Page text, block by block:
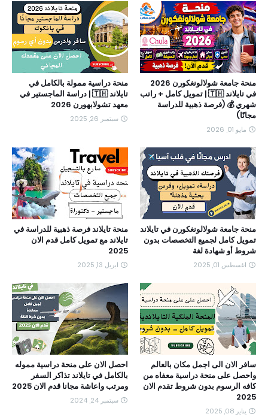
منحة جامعة شولالونغكورن 2026
في تايلاند 🇹🇭 | تمويل كامل + راتب
شهري 💰 (فرصة ذهبية للدراسة
مجانًا)
مايو 01, 2026
منحة دراسية ممولة بالكامل في
تايلاند 🇹🇭 | دراسة الماجستير في
معهد تشولابهورن 2026
سبتمبر 26, 2025
منحة جامعة شولالونغكورن في تايلاند
تمويل كامل لجميع التخصصات بدون
شروط أو شهادة لغة
اغسطس 01, 2025
منحة تايلاند فرصة ذهبية للدراسة في
تايلاند مع تمويل كامل قدم الان
2025
ابريل 13, 2025
سافر الان الى اجمل مكان بالعالم
واحصل على منحة دراسية معفاه من
كافه الرسوم بدون شروط تقدم الان
2025
يناير 08, 2025
احصل الان على منحة دراسية مموله
بالكامل في تايلاند تذاكر السفر
ومرتب واعاشة مجانا قدم الان 2025
سبتمبر 24, 2024